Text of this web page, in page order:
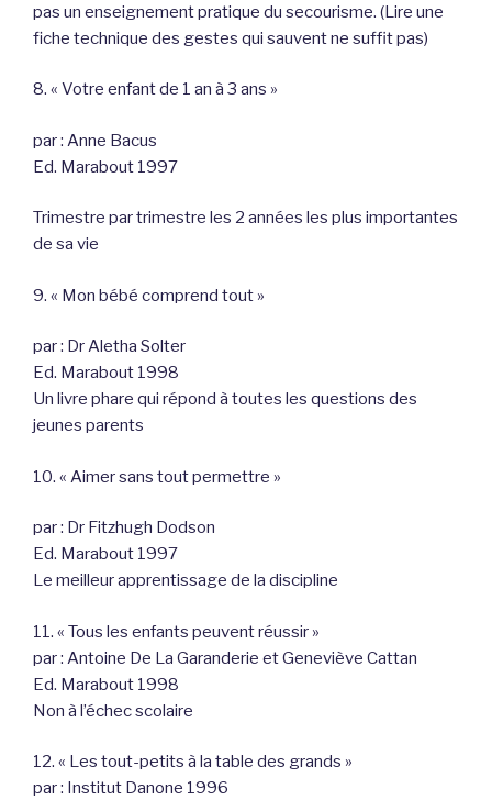
pas un enseignement pratique du secourisme. (Lire une
fiche technique des gestes qui sauvent ne suffit pas)
8. « Votre enfant de 1 an à 3 ans »
par : Anne Bacus
Ed. Marabout 1997
Trimestre par trimestre les 2 années les plus importantes
de sa vie
9. « Mon bébé comprend tout »
par : Dr Aletha Solter
Ed. Marabout 1998
Un livre phare qui répond à toutes les questions des
jeunes parents
10. « Aimer sans tout permettre »
par : Dr Fitzhugh Dodson
Ed. Marabout 1997
Le meilleur apprentissage de la discipline
11. « Tous les enfants peuvent réussir »
par : Antoine De La Garanderie et Geneviève Cattan
Ed. Marabout 1998
Non à l’échec scolaire
12. « Les tout-petits à la table des grands »
par : Institut Danone 1996